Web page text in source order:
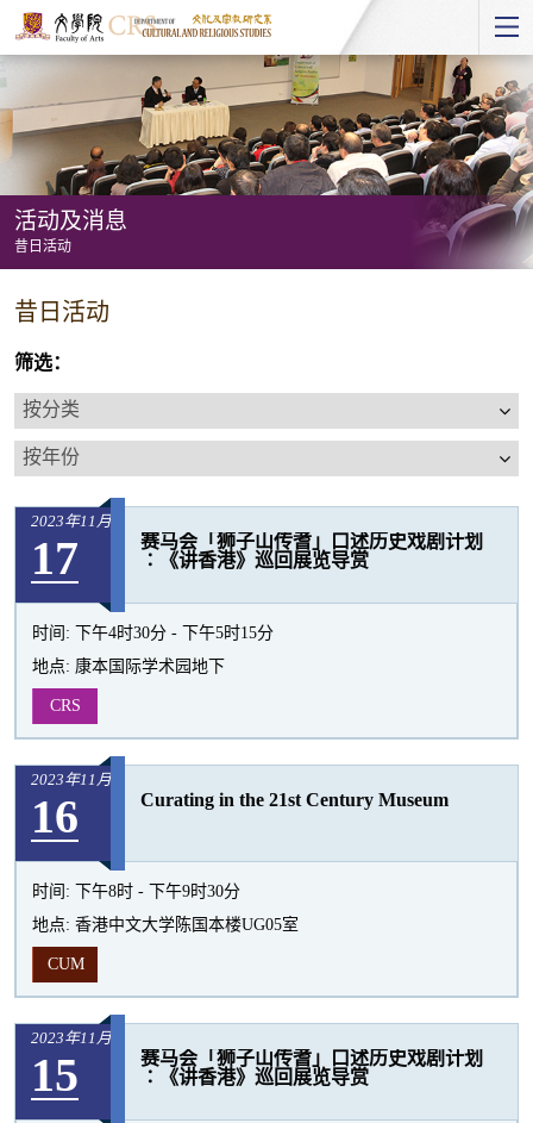
Start
main
Content
活动及消息
昔日活动
动
及
消
息
昔日活动
筛选：
按
分
类
按
年
2023年11月
17
赛马会「狮子山传耆」口述历史戏剧计划
∶《讲香港》巡回展览导赏
时间:
下午4时30分 - 下午5时15分
地点: 康本国际学术园地下
CRS
2023年11月
16 Curating in the 21st Century Museum
时间:
下午8时 - 下午9时30分
地点: 香港中文大学陈国本楼UG05室
CUM
2023年11月
15
赛马会「狮子山传耆」口述历史戏剧计划
∶《讲香港》巡回展览导赏